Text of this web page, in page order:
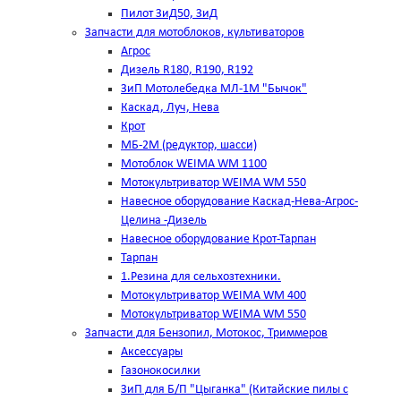
Пилот ЗиД50, ЗиД
Запчасти для мотоблоков, культиваторов
Агрос
Дизель R180, R190, R192
ЗиП Мотолебедка МЛ-1М "Бычок"
Каскад, Луч, Нева
Крот
МБ-2М (редуктор, шасси)
Мотоблок WEIMA WM 1100
Мотокультриватор WEIMA WM 550
Навесное оборудование Каскад-Нева-Агрос-
Целина -Дизель
Навесное оборудование Крот-Тарпан
Тарпан
1.Резина для сельхозтехники.
Мотокультриватор WEIMA WM 400
Мотокультриватор WEIMA WM 550
Запчасти для Бензопил, Мотокос, Триммеров
Аксессуары
Газонокосилки
ЗиП для Б/П "Цыганка" (Китайские пилы с